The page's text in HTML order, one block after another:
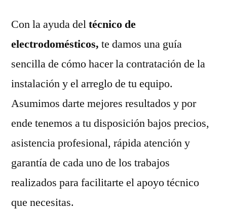
Con la ayuda deltécnico de
electrodomésticos, te damos una guía
sencilla de cómo hacer la contratación de la
instalación y el arreglo de tu equipo.
Asumimos darte mejores resultados y por
ende tenemos a tu disposición bajos precios,
asistencia profesional, rápida atención y
garantía de cada uno de los trabajos
realizados para facilitarte el apoyo técnico
que necesitas.